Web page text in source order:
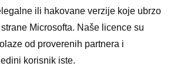
ili hakovane verzije koje ubrzo
Microsofta. Naše licence su
od proverenih partnera i
korisnik iste.